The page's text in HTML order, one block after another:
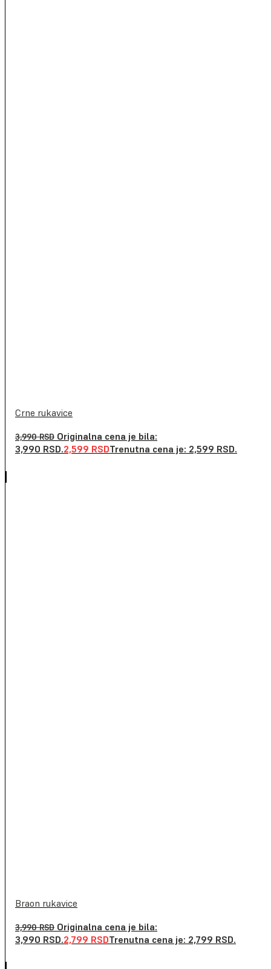
Crne rukavice
3,990RSD Originalna cena je bila:
3,990 RSD.2,599 RSDTrenutna cena je: 2,599 RSD.
Braon rukavice
3,990RSD Originalna cena je bila:
3,990 RSD.2,799 RSDTrenutna cena je: 2,799 RSD.